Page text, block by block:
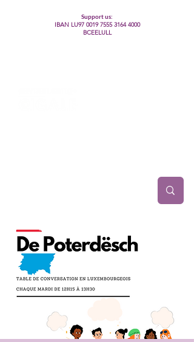
Support us:
IBAN LU97 0019 7555 3164 4000
BCEELULL